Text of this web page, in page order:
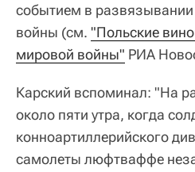
событием в
войны (см. "Польские
мировой войны" РИА
Карский вспоминал: "На
около пяти утра, когда
конноартиллерийского
самолеты люфтваффе